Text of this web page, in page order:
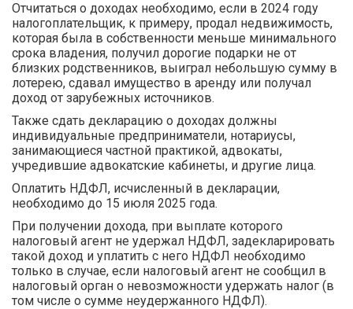
Отчитаться о доходах необходимо, если в 2024 году
налогоплательщик, к примеру, продал недвижимость,
которая была в собственности меньше минимального
срока владения, получил дорогие подарки не от
близких родственников, выиграл небольшую сумму в
лотерею, сдавал имущество в аренду или получал
доход от зарубежных источников.
Также сдать декларацию о доходах должны
индивидуальные предприниматели, нотариусы,
занимающиеся частной практикой, адвокаты,
учредившие адвокатские кабинеты, и другие лица.
Оплатить НДФЛ, исчисленный в декларации,
необходимо до 15 июля 2025 года.
При получении дохода, при выплате которого
налоговый агент не удержал НДФЛ, задекларировать
такой доход и уплатить с него НДФЛ необходимо
только в случае, если налоговый агент не сообщил в
налоговый орган о невозможности удержать налог (в
том числе о сумме неудержанного НДФЛ).